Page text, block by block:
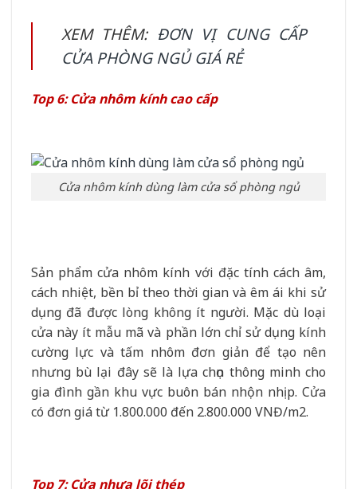
XEM THÊM: ĐƠN VỊ CUNG CẤP
CỬA PHÒNG NGỦ GIÁ RẺ
Top 6: Cửa nhôm kính cao cấp
Cửa nhôm kính dùng làm cửa sổ phòng ngủ
Sản phẩm cửa nhôm kính với đặc tính cách âm,
cách nhiệt, bền bỉ theo thời gian và êm ái khi sử
dụng đã được lòng không ít người. Mặc dù loại
cửa này ít mẫu mã và phần lớn chỉ sử dụng kính
cường lực và tấm nhôm đơn giản để tạo nên
nhưng bù lại đây sẽ là lựa chọn thông minh cho
gia đình gần khu vực buôn bán nhộn nhịp. Cửa
có đơn giá từ 1.800.000 đến 2.800.000 VNĐ/m2.
Top 7: Cửa nhựa lõi thép